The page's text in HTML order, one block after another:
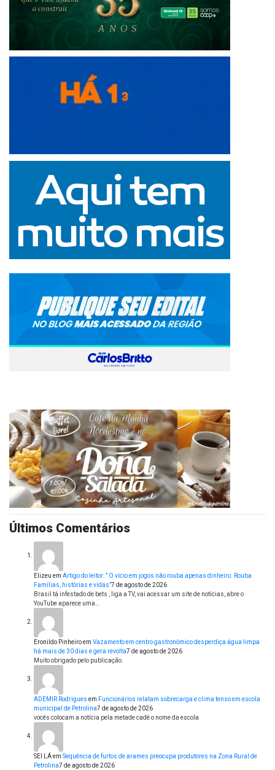
Últimos Comentários
Elizeu em Artigo do leitor: ” O vício em jogos não rouba apenas dinheiro. Rouba
Famílias, histórias e vidas”7 de agosto de 2026
Brasil tá infestado de bets , liga a TV, vai acessar um site de notícias, abre o
YouTube aparece uma…
Eronildo Pinheiroem Vazamento em centro gastronômico desperdiça água limpa
há mais de 30 dias e gera revolta7 de agosto de 2026
Muito obrigado pelo publicação.
ADEMIR Rodrigues em Funcionários relatam sobrecarga e clima tenso em escola
municipal de Petrolina7 de agosto de 2026
vocês colocam a notícia pela metade cadê o nome da escola
SEI LÁem Sequência de furtos de arames preocupa produtores na Zona Rural de
Petrolina7 de agosto de 2026